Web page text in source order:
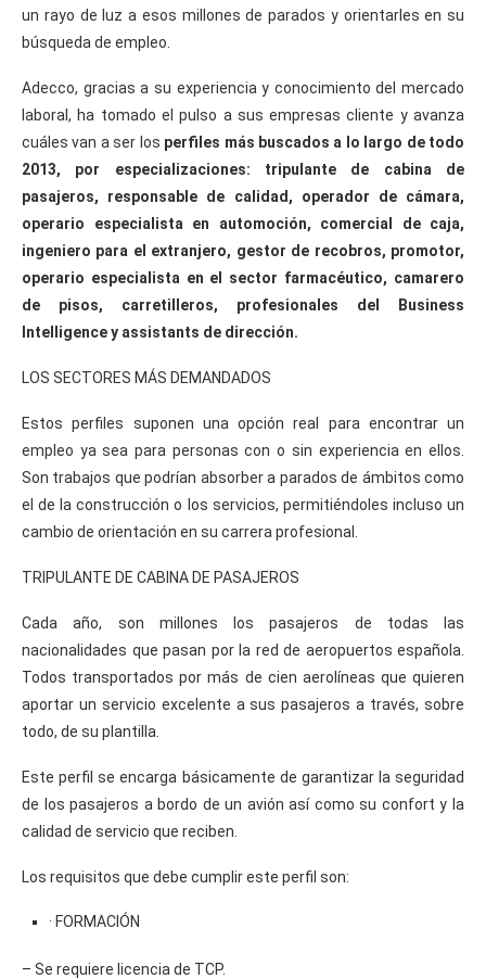
un rayo de luz a esos millones de parados y orientarles en su
búsqueda de empleo.
Adecco, gracias a su experiencia y conocimiento del mercado
laboral, ha tomado el pulso a sus empresas cliente y avanza
cuáles van a ser los perfiles más buscados a lo largo de todo
2013, por especializaciones: tripulante de cabina de
pasajeros, responsable de calidad, operador de cámara,
operario especialista en automoción, comercial de caja,
ingeniero para el extranjero, gestor de recobros, promotor,
operario especialista en el sector farmacéutico, camarero
de pisos, carretilleros, profesionales del Business
Intelligence y assistants de dirección.
LOS SECTORES MÁS DEMANDADOS
Estos perfiles suponen una opción real para encontrar un
empleo ya sea para personas con o sin experiencia en ellos.
Son trabajos que podrían absorber a parados de ámbitos como
el de la construcción o los servicios, permitiéndoles incluso un
cambio de orientación en su carrera profesional.
TRIPULANTE DE CABINA DE PASAJEROS
Cada año, son millones los pasajeros de todas las
nacionalidades que pasan por la red de aeropuertos española.
Todos transportados por más de cien aerolíneas que quieren
aportar un servicio excelente a sus pasajeros a través, sobre
todo, de su plantilla.
Este perfil se encarga básicamente de garantizar la seguridad
de los pasajeros a bordo de un avión así como su confort y la
calidad de servicio que reciben.
Los requisitos que debe cumplir este perfil son:
· FORMACIÓN
– Se requiere licencia de TCP.